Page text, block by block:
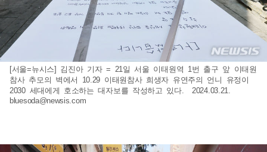
[서울=뉴시스] 김진아 기자 = 21일 서울 이태원역 1번 출구 앞 이태원
참사 추모의 벽에서 10.29 이태원참사 희생자 유연주의 언니 유정이
2030 세대에게 호소하는 대자보를 작성하고 있다. 2024.03.21.
bluesoda@newsis.com